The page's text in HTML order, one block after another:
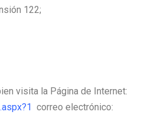
122;
visita la Página de Internet:
correo electrónico: